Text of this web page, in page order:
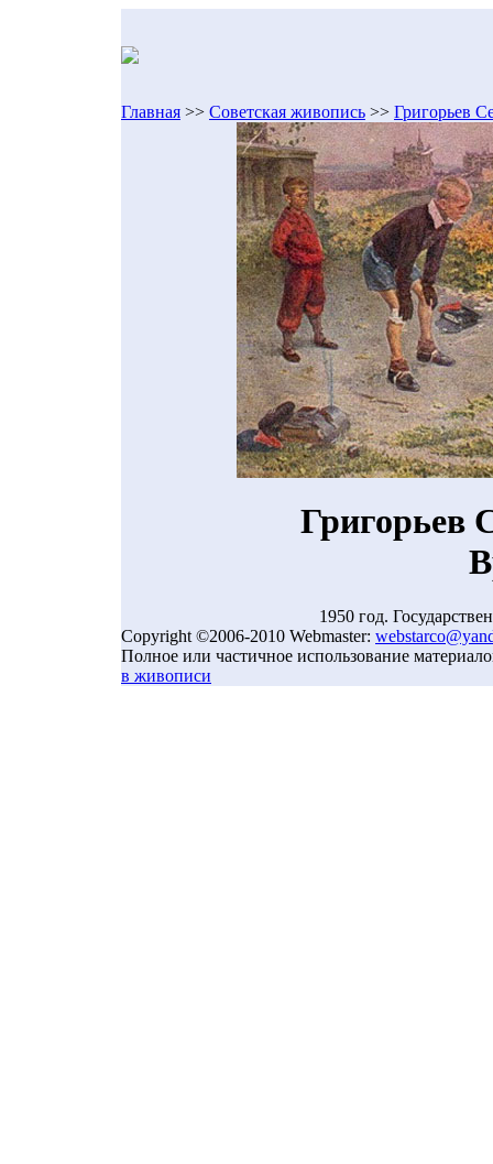
Главная >> Советская живопись >> Григорьев
Григорьев
1950 год.
Copyright ©2006-2010 Webmaster:
Полное или частичное использование
в живописи